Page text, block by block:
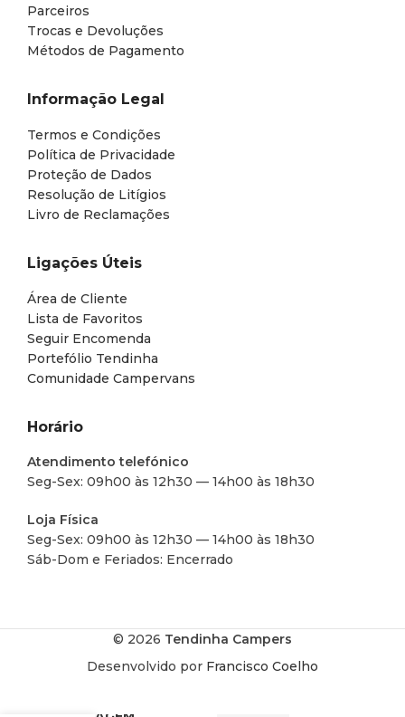
Parceiros
Trocas e Devoluções
Métodos de Pagamento
Informação Legal
Termos e Condições
Política de Privacidade
Proteção de Dados
Resolução de Litígios
Livro de Reclamações
Ligações Úteis
Área de Cliente
Lista de Favoritos
Seguir Encomenda
Portefólio Tendinha
Comunidade Campervans
Horário
Atendimento telefónico
Seg-Sex: 09h00 às 12h30 — 14h00 às 18h30
Loja Física
Seg-Sex: 09h00 às 12h30 — 14h00 às 18h30
Sáb-Dom e Feriados: Encerrado
© 2026 Tendinha Campers
Desenvolvido por Francisco Coelho